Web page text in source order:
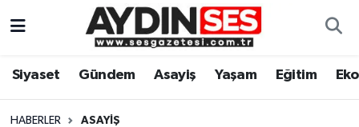
Siyaset Gündem Asayiş Yaşam Eğitim
HABERLER ASAYIŞ
Gündem
Aydın Hava Durumu